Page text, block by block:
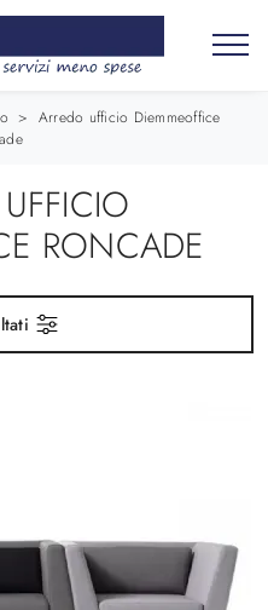
> Arredo ufficio Diemmeoffice
RONCADE